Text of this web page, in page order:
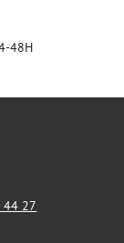
48H
44 27